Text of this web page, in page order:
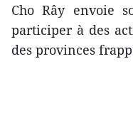
Cho Rây envoie
participer à des
des provinces